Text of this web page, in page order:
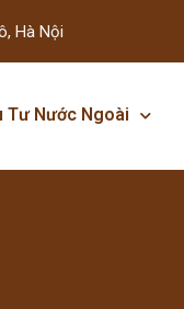
Hà Nội
Tư Nước Ngoài